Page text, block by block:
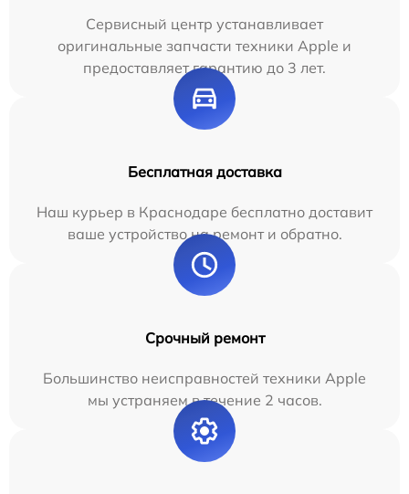
Сервисный центр устанавливает
оригинальные запчасти техники Apple и
предоставляет гарантию до 3 лет.
Бесплатная доставка
Наш курьер в Краснодаре бесплатно доставит
ваше устройство на ремонт и обратно.
Срочный ремонт
Большинство неисправностей техники Apple
мы устраняем в течение 2 часов.